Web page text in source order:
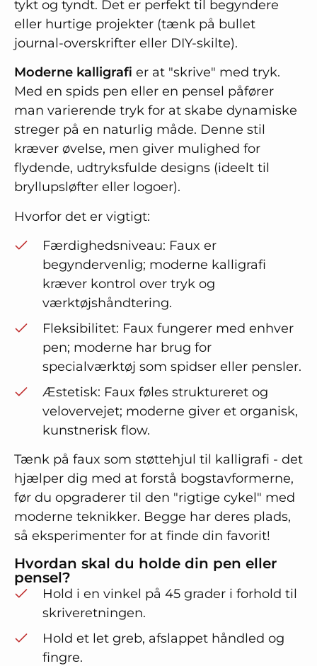
tykt og tyndt. Det er perfekt til begyndere
eller hurtige projekter (tænk på bullet
journal-overskrifter eller DIY-skilte).
Moderne kalligrafi er at "skrive" med tryk.
Med en spids pen eller en pensel påfører
man varierende tryk for at skabe dynamiske
streger på en naturlig måde. Denne stil
kræver øvelse, men giver mulighed for
flydende, udtryksfulde designs (ideelt til
bryllupsløfter eller logoer).
Hvorfor det er vigtigt:
Færdighedsniveau: Faux er
begyndervenlig; moderne kalligrafi
kræver kontrol over tryk og
værktøjshåndtering.
Fleksibilitet: Faux fungerer med enhver
pen; moderne har brug for
specialværktøj som spidser eller pensler.
Æstetisk: Faux føles struktureret og
velovervejet; moderne giver et organisk,
kunstnerisk flow.
Tænk på faux som støttehjul til kalligrafi - det
hjælper dig med at forstå bogstavformerne,
før du opgraderer til den "rigtige cykel" med
moderne teknikker. Begge har deres plads,
så eksperimenter for at finde din favorit!
Hvordan skal du holde din pen eller
pensel?
Hold i en vinkel på 45 grader i forhold til
skriveretningen.
Hold et let greb, afslappet håndled og
fingre.